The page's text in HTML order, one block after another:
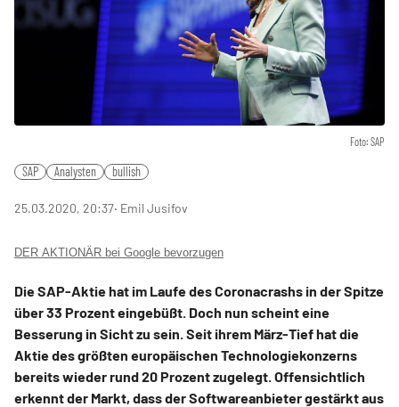
Foto: SAP
SAP Analysten bullish
25.03.2020, 20:37‧ Emil Jusifov
DER AKTIONÄR bei Google bevorzugen
Die SAP-Aktie hat im Laufe des Coronacrashs in der Spitze
über 33 Prozent eingebüßt. Doch nun scheint eine
Besserung in Sicht zu sein. Seit ihrem März-Tief hat die
Aktie des größten europäischen Technologiekonzerns
bereits wieder rund 20 Prozent zugelegt. Offensichtlich
erkennt der Markt, dass der Softwareanbieter gestärkt aus